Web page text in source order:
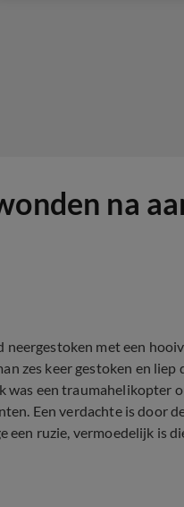
na
neergestoken met een
zes keer gestoken en
een traumahelikopter
Een verdachte is door
een ruzie, vermoedelijk is